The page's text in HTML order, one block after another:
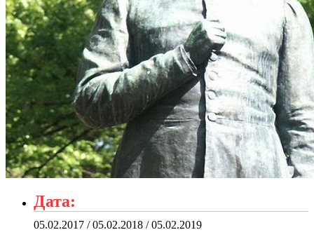
Дата:
05.02.2017 / 05.02.2018 / 05.02.2019